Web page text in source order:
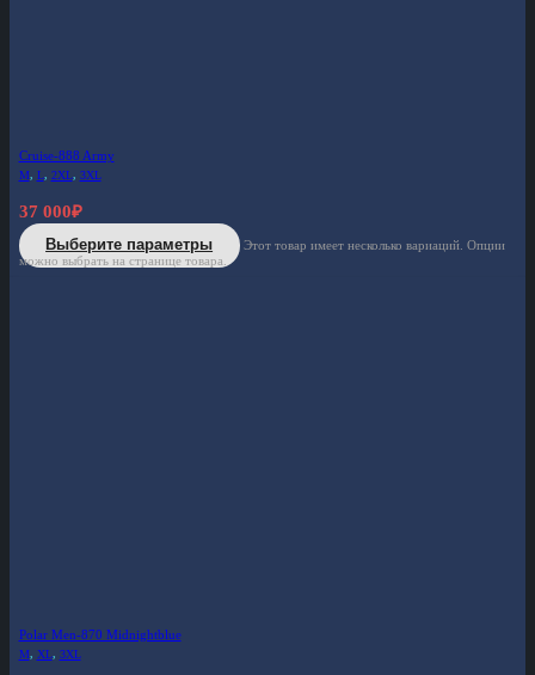
Cruise-888 Army
M, L, 2XL, 3XL
37 000₽
Выберите параметры
Этот товар имеет несколько вариаций. Опции
можно выбрать на странице товара.
Polar Men-870 Midnightblue
M, XL, 3XL